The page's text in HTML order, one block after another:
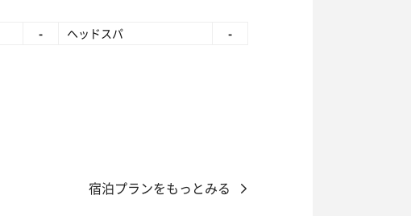
- ヘッドスパ -
宿泊プランをもっとみる